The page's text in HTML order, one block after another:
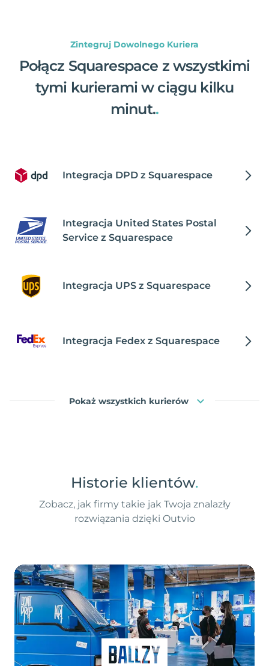
Zintegruj Dowolnego Kuriera
Połącz Squarespace z wszystkimi
tymi kurierami w ciągu kilku
minut..
Integracja DPD z Squarespace
Integracja United States Postal
Service z Squarespace
Integracja UPS z Squarespace
Integracja Fedex z Squarespace
Pokaż wszystkich kurierów
Historie klientów.
Zobacz, jak firmy takie jak Twoja znalazły
rozwiązania dzięki Outvio